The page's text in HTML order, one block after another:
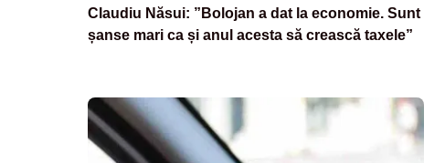
Claudiu Năsui: ”Bolojan a dat la economie. Sunt
șanse mari ca și anul acesta să crească taxele”